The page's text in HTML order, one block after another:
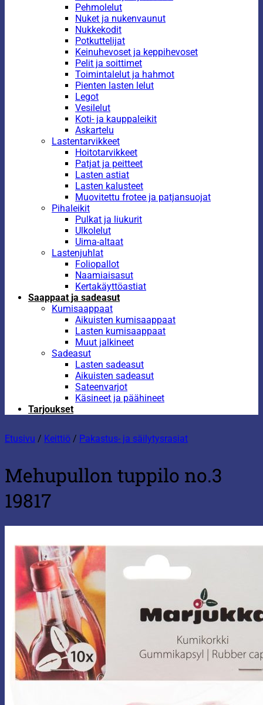
Pehmolelut
Nuket ja nukenvaunut
Nukkekodit
Potkuttelijat
Keinuhevoset ja keppihevoset
Pelit ja soittimet
Toimintalelut ja hahmot
Pienten lasten lelut
Legot
Vesilelut
Koti- ja kauppaleikit
Askartelu
Lastentarvikkeet
Hoitotarvikkeet
Patjat ja peitteet
Lasten astiat
Lasten kalusteet
Muovitettu frotee ja patjansuojat
Pihaleikit
Pulkat ja liukurit
Ulkolelut
Uima-altaat
Lastenjuhlat
Foliopallot
Naamiaisasut
Kertakäyttöastiat
Saappaat ja sadeasut
Kumisaappaat
Aikuisten kumisaappaat
Lasten kumisaappaat
Muut jalkineet
Sadeasut
Lasten sadeasut
Aikuisten sadeasut
Sateenvarjot
Käsineet ja päähineet
Tarjoukset
Etusivu / Keittiö / Pakastus- ja säilytysrasiat
Mehupullon tuppilo no.3
19817